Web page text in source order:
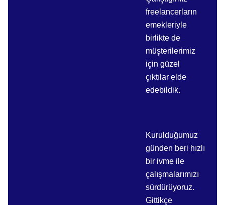
freelancerların
emekleriyle
birlikte de
müşterilerimiz
için güzel
çıktılar elde
edebildik.
Kurulduğumuz
günden beri hızlı
bir ivme ile
çalışmalarımızı
sürdürüyoruz.
Gittikçe